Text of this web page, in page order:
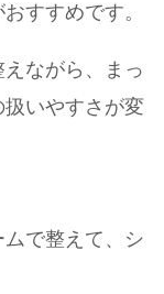
すすめです。
ながら、まっ
いやすさが変
で整えて、シ